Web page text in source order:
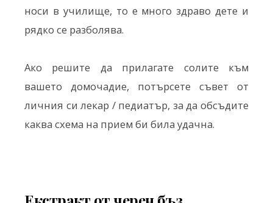
носи в училище, то е много здраво дете и
рядко се разболява.
Ако решите да прилагате солите към
вашето домочадие, потърсете съвет от
личния си лекар / педиатър, за да обсъдите
каква схема на прием би била удачна.